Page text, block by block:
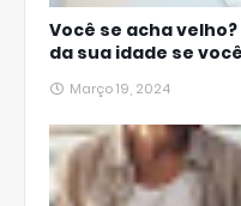
Você se acha
da sua idade se
Março 19, 2024